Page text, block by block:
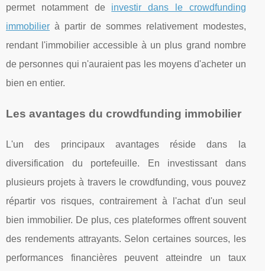
permet notamment de investir dans le crowdfunding
immobilier à partir de sommes relativement modestes,
rendant l'immobilier accessible à un plus grand nombre
de personnes qui n'auraient pas les moyens d'acheter un
bien en entier.
Les avantages du crowdfunding immobilier
L'un des principaux avantages réside dans la
diversification du portefeuille. En investissant dans
plusieurs projets à travers le crowdfunding, vous pouvez
répartir vos risques, contrairement à l'achat d'un seul
bien immobilier. De plus, ces plateformes offrent souvent
des rendements attrayants. Selon certaines sources, les
performances financières peuvent atteindre un taux